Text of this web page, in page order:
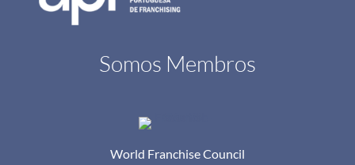
Somos Membros
World Franchise Council